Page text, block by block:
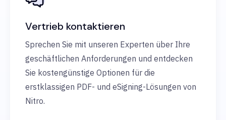
Vertrieb kontaktieren
Sprechen Sie mit unseren Experten über Ihre
geschäftlichen Anforderungen und entdecken
Sie kostengünstige Optionen für die
erstklassigen PDF- und eSigning-Lösungen von
Nitro.